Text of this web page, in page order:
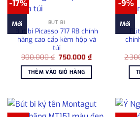
-17%
Mới BÚT BI
Bút bi Picasso 717 RB chính
hãng cao cấp kèm hộp và
túi
900.000₫ Giá
là:
900.000 ₫.
750.000₫Giá
hiện
750.000 ₫.
THÊM VÀO GIỎ HÀNG
-9%
Mới